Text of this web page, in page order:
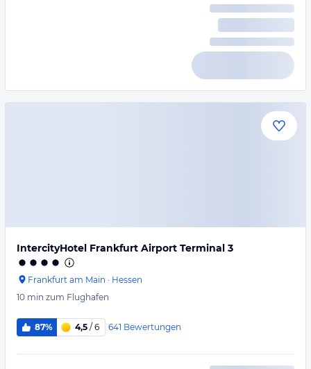
IntercityHotel Frankfurt Airport Terminal 3
Frankfurt am Main · Hessen
10 min zum Flughafen
87% 4,5 / 6 641 Bewertungen